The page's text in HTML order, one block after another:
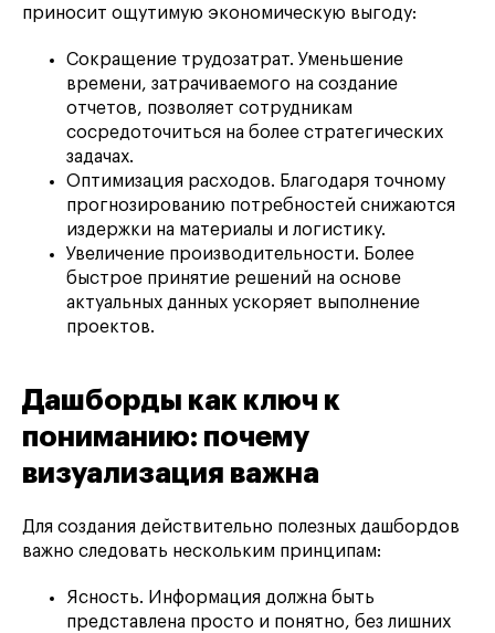
приносит ощутимую экономическую выгоду:
Сокращение трудозатрат. Уменьшение
времени, затрачиваемого на создание
отчетов, позволяет сотрудникам
сосредоточиться на более стратегических
задачах.
Оптимизация расходов. Благодаря точному
прогнозированию потребностей снижаются
издержки на материалы и логистику.
Увеличение производительности. Более
быстрое принятие решений на основе
актуальных данных ускоряет выполнение
проектов.
Дашборды как ключ к
пониманию: почему
визуализация важна
Для создания действительно полезных дашбордов
важно следовать нескольким принципам:
Ясность. Информация должна быть
представлена просто и понятно, без лишних